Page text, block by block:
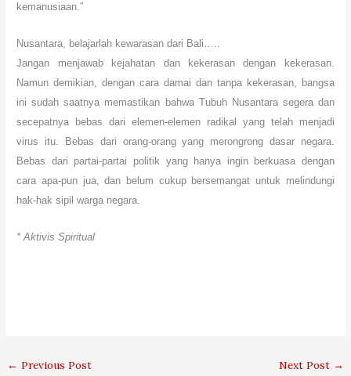
kemanusiaan.”
Nusantara, belajarlah kewarasan dari Bali…..
Jangan menjawab kejahatan dan kekerasan dengan kekerasan.
Namun demikian, dengan cara damai dan tanpa kekerasan, bangsa
ini sudah saatnya memastikan bahwa Tubuh Nusantara segera dan
secepatnya bebas dari elemen-elemen radikal yang telah menjadi
virus itu. Bebas dari orang-orang yang merongrong dasar negara.
Bebas dari partai-partai politik yang hanya ingin berkuasa dengan
cara apa-pun jua, dan belum cukup bersemangat untuk melindungi
hak-hak sipil warga negara.
* Aktivis Spiritual
← Previous Post Next Post →